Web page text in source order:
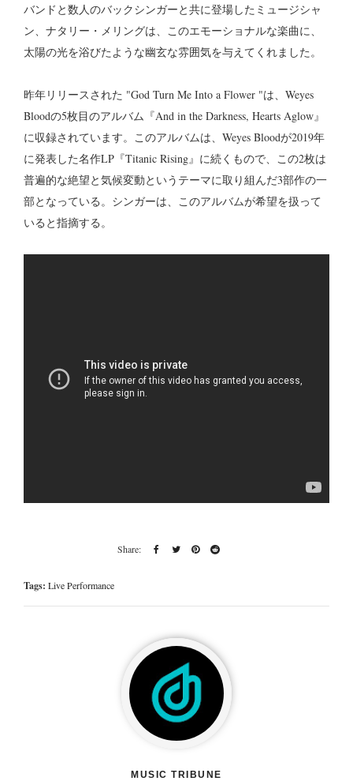
バンドと数人のバックシンガーと共に登場したミュージシャ
ン、ナタリー・メリングは、このエモーショナルな楽曲に、
太陽の光を浴びたような幽玄な雰囲気を与えてくれました。
昨年リリースされた "God Turn Me Into a Flower "は、Weyes
Bloodの5枚目のアルバム『And in the Darkness, Hearts Aglow』
に収録されています。このアルバムは、Weyes Bloodが2019年
に発表した名作LP『Titanic Rising』に続くもので、この2枚は
普遍的な絶望と気候変動というテーマに取り組んだ3部作の一
部となっている。シンガーは、このアルバムが希望を扱って
いると指摘する。
Tags: Live Performance
MUSIC TRIBUNE